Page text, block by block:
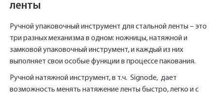
ленты
Ручной упаковочный инструмент для стальной ленты – это
три разных механизма в одном: ножницы, натяжной и
замковой упаковочный инструмент, и каждый из них
выполняет свои особые функции в процессе пакования.
Ручной натяжной инструмент, в т.ч. Signode, дает
возможность менять натяжение ленты быстро, легко и с